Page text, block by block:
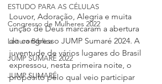
ESTUDO PARA AS CÉLULAS
Congresso de Mulheres 2022
Leitura Bíblica
JUMP SUMARÉ 2022
JUMP SUMARÉ
Louvor, Adoração, Alegria e muita
unção de Deus marcaram a abertura
do congresso JUMP Sumaré 2024. A
juventude de vários lugares do Brasil
expressou, nesta primeira noite, o
propósito pelo qual veio participar